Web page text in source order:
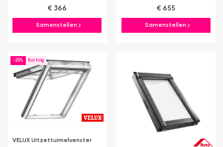
€ 366
Samenstellen
€ 655
Samenstellen
-25%
VELUX Uitzettuimelvenster